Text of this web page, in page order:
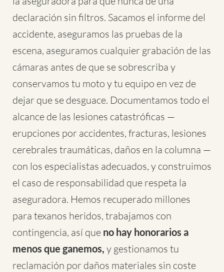
declaración sin filtros. Sacamos el informe del
accidente, aseguramos las pruebas de la
escena, aseguramos cualquier grabación de las
cámaras antes de que se sobrescriba y
conservamos tu moto y tu equipo en vez de
dejar que se desguace. Documentamos todo el
alcance de las lesiones catastróficas —
erupciones por accidentes, fracturas, lesiones
cerebrales traumáticas, daños en la columna —
con los especialistas adecuados, y construimos
el caso de responsabilidad que respeta la
aseguradora. Hemos recuperado millones
para texanos heridos, trabajamos con
contingencia, así que no hay honorarios a
menos que ganemos, y gestionamos tu
reclamación por daños materiales sin coste